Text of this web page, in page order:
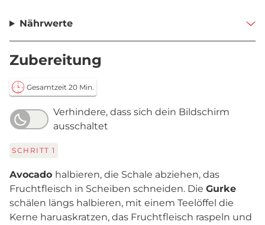
Nährwerte
Zubereitung
Gesamtzeit 20 Min.
Verhindere, dass sich dein Bildschirm
ausschaltet
SCHRITT 1
Avocado halbieren, die Schale abziehen, das
Fruchtfleisch in Scheiben schneiden. Die Gurke
schälen längs halbieren, mit einem Teelöffel die
Kerne haruaskratzen, das Fruchtfleisch raspeln und